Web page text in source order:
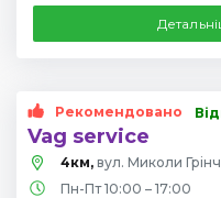
Рекомендовано
Vag service
4км, вул. Миколи
Пн-Пт 10:00 – 17:00